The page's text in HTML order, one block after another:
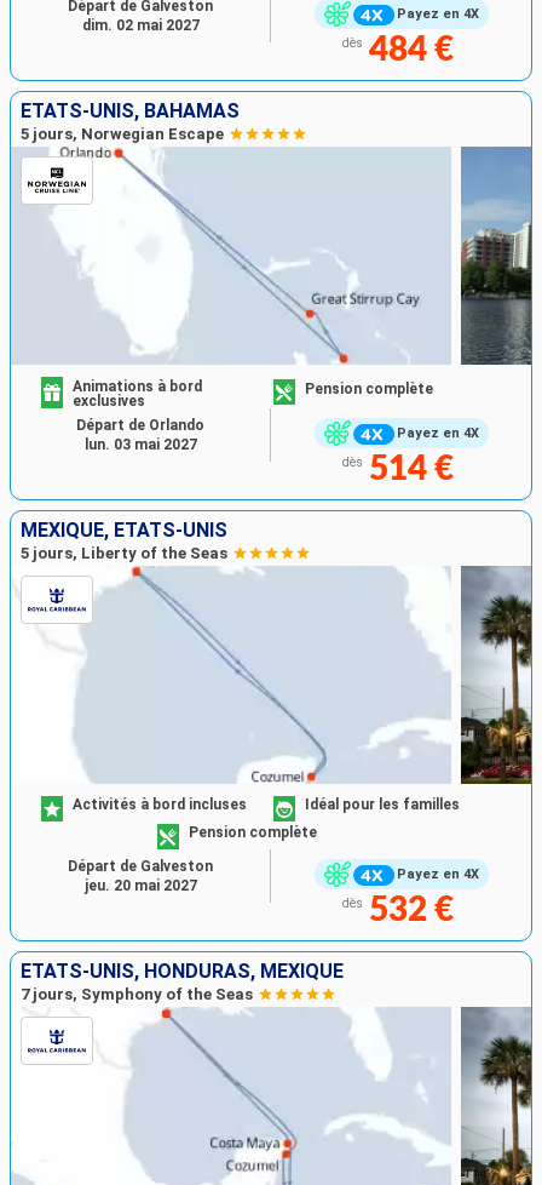
Payez en 4X
dès 484 €
Départ de Galveston
dim. 02 mai 2027
ÉTATS-UNIS, BAHAMAS
5 jours, Norwegian Escape
Payez en 4X
Animations à bord
exclusives
Pension complète
dès 514 €
Départ de Orlando
lun. 03 mai 2027
MEXIQUE, ÉTATS-UNIS
5 jours, Liberty of the Seas
Payez en 4X
Activités à bord incluses
Idéal pour les familles
Pension complète
dès 532 €
Départ de Galveston
jeu. 20 mai 2027
ÉTATS-UNIS, HONDURAS, MEXIQUE
7 jours, Symphony of the Seas